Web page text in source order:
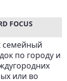
FOCUS
семейный
по городу и
или во